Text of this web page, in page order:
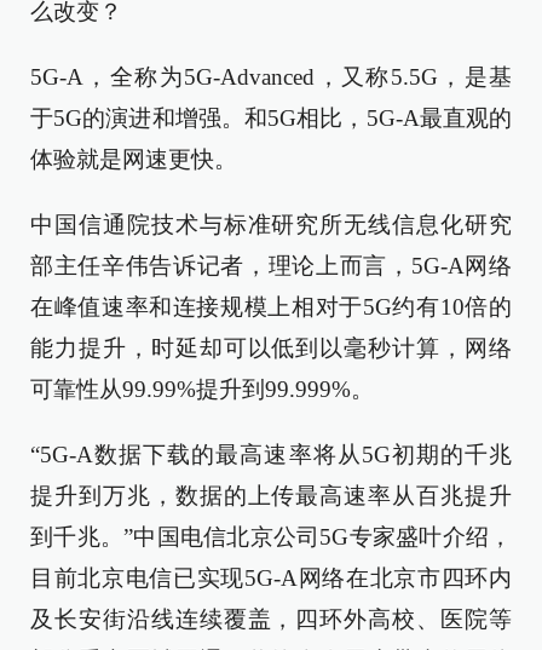
么改变？
5G-A，全称为5G-Advanced，又称5.5G，是基
于5G的演进和增强。和5G相比，5G-A最直观的
体验就是网速更快。
中国信通院技术与标准研究所无线信息化研究
部主任辛伟告诉记者，理论上而言，5G-A网络
在峰值速率和连接规模上相对于5G约有10倍的
能力提升，时延却可以低到以毫秒计算，网络
可靠性从99.99%提升到99.999%。
“5G-A数据下载的最高速率将从5G初期的千兆
提升到万兆，数据的上传最高速率从百兆提升
到千兆。”中国电信北京公司5G专家盛叶介绍，
目前北京电信已实现5G-A网络在北京市四环内
及长安街沿线连续覆盖，四环外高校、医院等